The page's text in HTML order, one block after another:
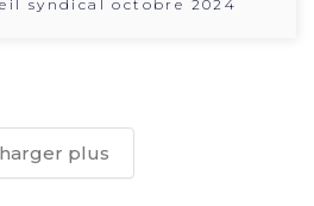
syndical octobre 2024
plus